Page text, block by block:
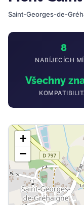
Saint-Georges-de-
8
NABÍJECÍCH
Všechny
+
−